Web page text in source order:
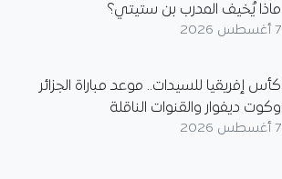
ماذا يُخيف المدرب بن ستيتي؟
7 أغسطس 2026
كأس إفريقيا للسيدات.. موعد مباراة الجزائر
وكوت ديفوار والقنوات الناقلة
7 أغسطس 2026